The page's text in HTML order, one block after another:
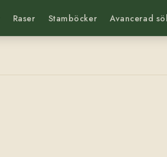
Raser Stamböcker Avancerad